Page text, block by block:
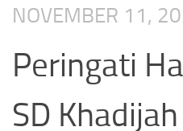
NOVEMBER 11,
Peringati
SD